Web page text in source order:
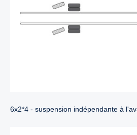
6x2*4 - suspension indépendante à